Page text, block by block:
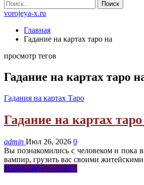
vorojeya-x.ru
Главная
Гадание на картах таро на
просмотр тегов
Гадание на картах таро
Гадания на картах Таро
Гадание на картах
admin Июл 26, 2026 0
Вы познакомились с человеком и пока
вампир, грузить вас своими
Прочитайте больше...